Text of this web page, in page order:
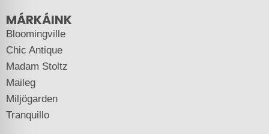
MÁRKÁINK
Bloomingville
Chic Antique
Madam Stoltz
Maileg
Miljögarden
Tranquillo